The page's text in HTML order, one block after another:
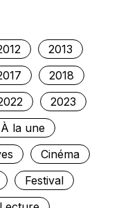
2013
2018
2023
À la une
Cinéma
Festival